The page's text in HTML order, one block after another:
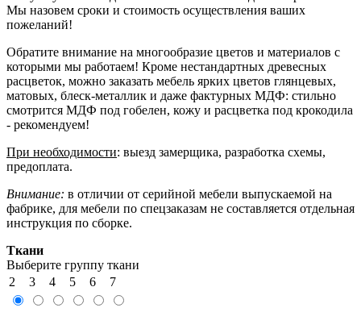
Мы назовем сроки и стоимость осуществления ваших
пожеланий!
Обратите внимание на многообразие цветов и материалов с
которыми мы работаем! Кроме нестандартных древесных
расцветок, можно заказать мебель ярких цветов глянцевых,
матовых, блеск-металлик и даже фактурных МДФ: стильно
смотрится МДФ под гобелен, кожу и расцветка под крокодила
- рекомендуем!
При необходимости: выезд замерщика, разработка схемы,
предоплата.
Внимание: в отличии от серийной мебели выпускаемой на
фабрике, для мебели по спецзаказам не составляется отдельная
инструкция по сборке.
Ткани
Выберите группу ткани
2
3 4 5 6 7